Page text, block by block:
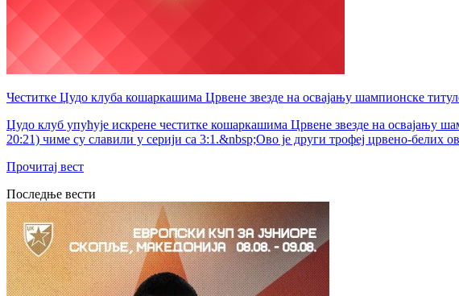
Честитке Џудо клуба кошаркашима Црвене звезде на освајању шампионске
Џудо клуб упућује искрене честитке кошаркашима Црвене звезде на освајању
20:21) чиме су славили у серији са 3:1.&nbsp;Ово је други трофеј црвено-белих
Прочитај вест
Последње вести